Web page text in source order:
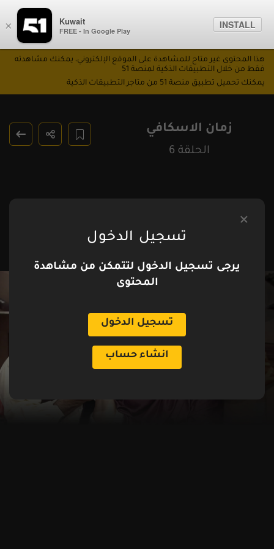
× Kuwait
FREE - In Google Play
INSTALL
زمان الاسكافي
الحلقة 6
هذا المحتوى غير متاح للمشاهدة على الموقع الإلكتروني، يمكنك مشاهدته
فقط من خلال التطبيقات الذكية لمنصة 51
يمكنك تحميل تطبيق منصة 51 من متاجر التطبيقات الذكية
تسجيل الدخول
يرجى تسجيل الدخول لتتمكن من مشاهدة
المحتوى
تسجيل الدخول
انشاء حساب